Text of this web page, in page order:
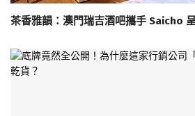
茶香雅韻：澳門瑞吉酒吧攜手 Saicho